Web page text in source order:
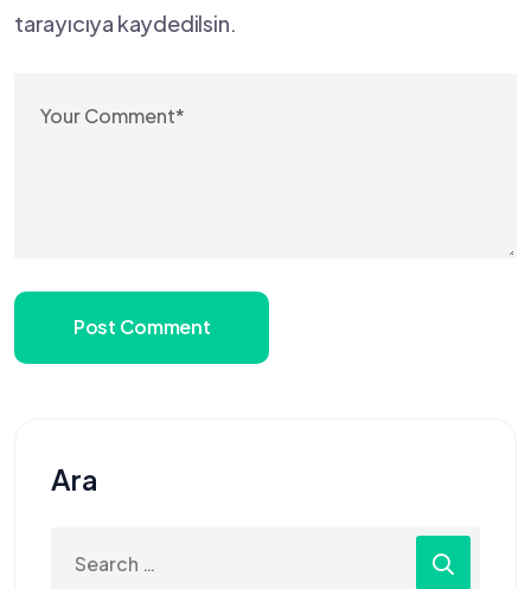
tarayıcıya kaydedilsin.
Post Comment
Ara
for: